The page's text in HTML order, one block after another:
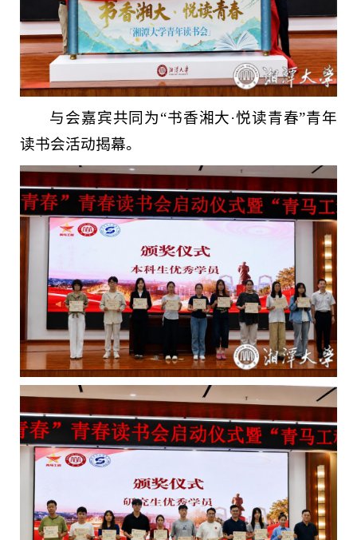
与会嘉宾共同为“书香湘大·悦读青春”青年
读书会活动揭幕。